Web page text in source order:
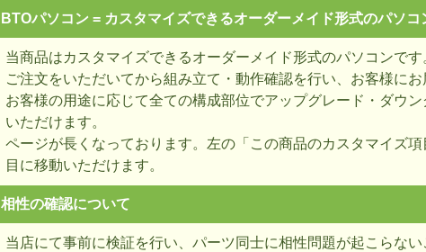
BTOパソコン = カスタマイズできるオーダーメイド形式のパソコ
当商品はカスタマイズできるオーダーメイド形式のパソコンです
ご注文をいただいてから組み立て・動作確認を行い、お客様にお
お客様の用途に応じて全ての構成部位でアップグレード・ダウ
いただけます。
ページが長くなっております。左の「この商品のカスタマイズ
目に移動いただけます。
相性の確認について
当店にて事前に検証を行い、パーツ同士に相性問題が起こらな